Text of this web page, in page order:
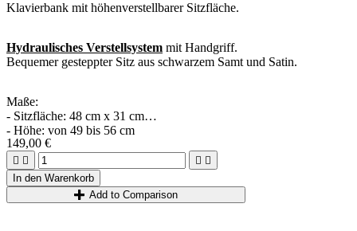
Klavierbank mit höhenverstellbarer Sitzfläche.
Hydraulisches Verstellsystem mit Handgriff.
Bequemer gesteppter Sitz aus schwarzem Samt und Satin.
Maße:
- Sitzfläche: 48 cm x 31 cm
- Höhe: von 49 bis 56 cm
149,00 €
   
In den Warenkorb
Add to Comparison